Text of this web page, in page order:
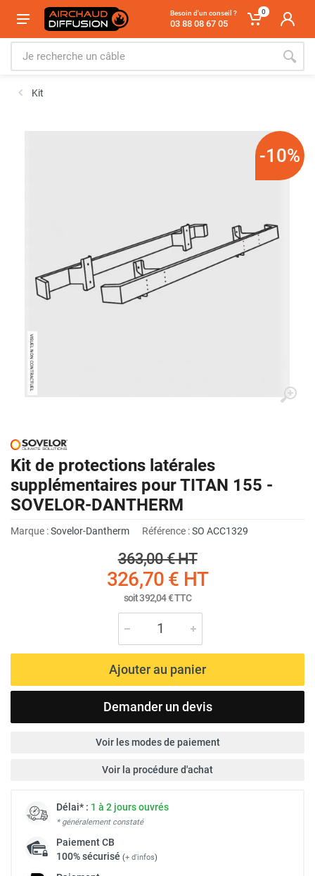
Besoin d'un conseil ?
03 88 08 67 05
0
Kit
-10%
Kit de protections latérales
supplémentaires pour TITAN 155 -
SOVELOR-DANTHERM
Marque :Sovelor-Dantherm Référence :SO ACC1329
363,00 €HT
326,70 € HT
soit392,04 €TTC
Ajouter au panier
Demander un devis
Voir les modes de paiement
Voir la procédure d'achat
Délai* : 1 à 2 jours ouvrés
* généralement constaté
PaiementCB
100% sécurisé (+ d'infos)